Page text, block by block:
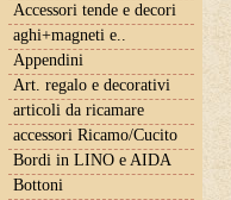
Accessori tende e decori
aghi+magneti e..
Appendini
Art. regalo e decorativi
articoli da ricamare
accessori Ricamo/Cucito
Bordi in LINO e AIDA
Bottoni